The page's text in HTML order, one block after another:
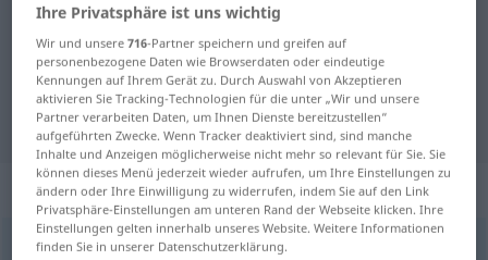
Deutsch-Französisch Übersetzung
für "einsam"
"einsam" Französisch Übersetzung
„einsam“: Adjektiv
einsamadj
Ihre Privatsphäre ist uns wichtig
Wir und unsere716-Partner speichern und greifen auf
personenbezogene Daten wie Browserdaten oder eindeutige
Kennungen auf Ihrem Gerät zu. Durch Auswahl von Akzeptieren
aktivieren Sie Tracking-Technologien für die unter „Wir und unsere
Partner verarbeiten Daten, um Ihnen Dienste bereitzustellen“
aufgeführten Zwecke. Wenn Tracker deaktiviert sind, sind manche
Inhalte und Anzeigen möglicherweise nicht mehr so relevant für Sie. Sie
können dieses Menü jederzeit wieder aufrufen, um Ihre Einstellungen zu
ändern oder Ihre Einwilligung zu widerrufen, indem Sie auf den Link
Privatsphäre-Einstellungen am unteren Rand der Webseite klicken. Ihre
Einstellungen gelten innerhalb unseres Website. Weitere Informationen
finden Sie in unserer Datenschutzerklärung.